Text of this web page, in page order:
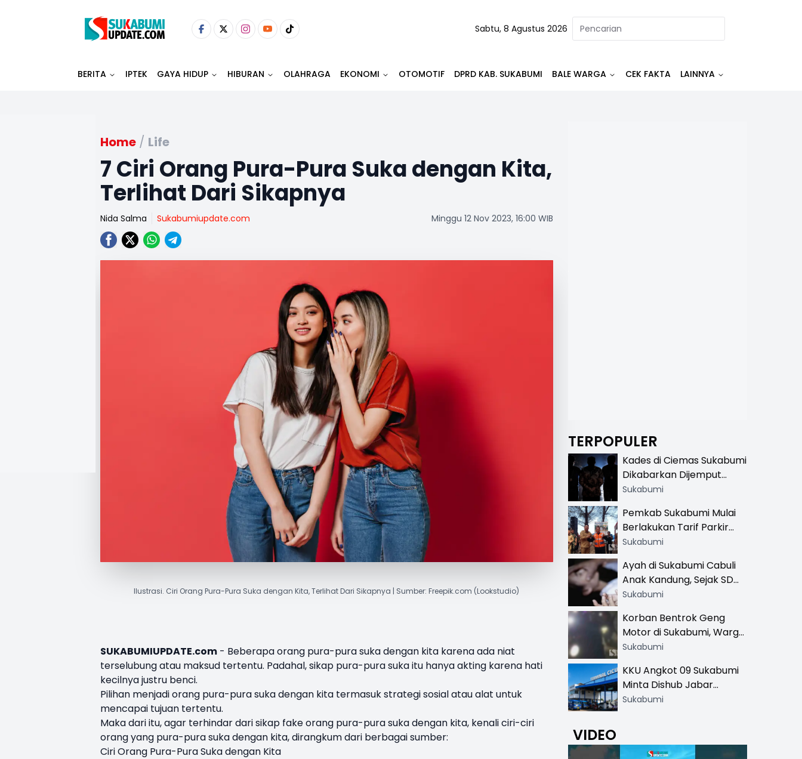
Sabtu, 8 Agustus 2026
BERITA IPTEK GAYA HIDUP HIBURAN OLAHRAGA EKONOMI OTOMOTIF DPRD KAB. SUKABUMI BALE WARGA CEK FAKTA LAINNYA
Home / Life
7 Ciri Orang Pura-Pura Suka dengan Kita,
Terlihat Dari Sikapnya
Nida Salma Sukabumiupdate.com Minggu 12 Nov 2023, 16:00 WIB
Ilustrasi. Ciri Orang Pura-Pura Suka dengan Kita, Terlihat Dari Sikapnya | Sumber: Freepik.com (Lookstudio)
SUKABUMIUPDATE.com - Beberapa orang pura-pura suka dengan kita karena ada niat
terselubung atau maksud tertentu. Padahal, sikap pura-pura sukaitu hanya akting karena hati
kecilnya justru benci.
Pilihan menjadi orang pura-pura suka dengan kita termasuk strategi sosial atau alat untuk
mencapai tujuan tertentu.
Maka dari itu, agar terhindar dari sikap fake orang pura-pura suka dengan kita, kenali ciri-ciri
orang yang pura-pura suka dengan kita, dirangkum dari berbagai sumber:
Ciri Orang Pura-Pura Suka dengan Kita
TERPOPULER
Kades di Ciemas Sukabumi
Dikabarkan Dijemput
Satnarkoba, Polisi
Sukabumi
Pemkab Sukabumi Mulai
Berlakukan Tarif Parkir
Resmi di 13 Lokasi Wisata,
Khusus
Sukabumi
Ayah di Sukabumi Cabuli
Anak Kandung, Sejak SD
Hingga SMA
Sukabumi
Korban Bentrok Geng
Motor di Sukabumi, Warga
dan Sopir Tangki
Sukabumi
KKU Angkot 09 Sukabumi
Minta Dishub Jabar
Tertibkan Trayek Ciawi-
Sukabumi
VIDEO